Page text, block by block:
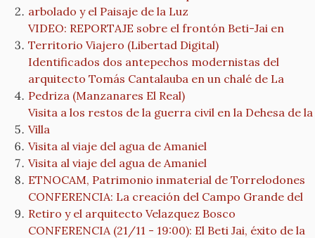
arbolado y el Paisaje de la Luz
VIDEO: REPORTAJE sobre el frontón Beti-Jai en
Territorio Viajero (Libertad Digital)
Identificados dos antepechos modernistas del
arquitecto Tomás Cantalauba en un chalé de La
Pedriza (Manzanares El Real)
Visita a los restos de la guerra civil en la Dehesa de la
Villa
Visita al viaje del agua de Amaniel
Visita al viaje del agua de Amaniel
ETNOCAM, Patrimonio inmaterial de Torrelodones
CONFERENCIA: La creación del Campo Grande del
Retiro y el arquitecto Velazquez Bosco
CONFERENCIA (21/11 - 19:00): El Beti Jai, éxito de la